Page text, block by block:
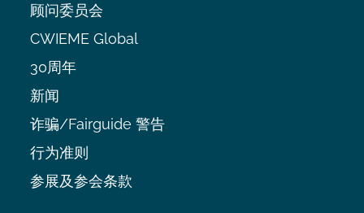
顾问委员会
CWIEME Global
30周年
新闻
诈骗/Fairguide 警告
行为准则
参展及参会条款